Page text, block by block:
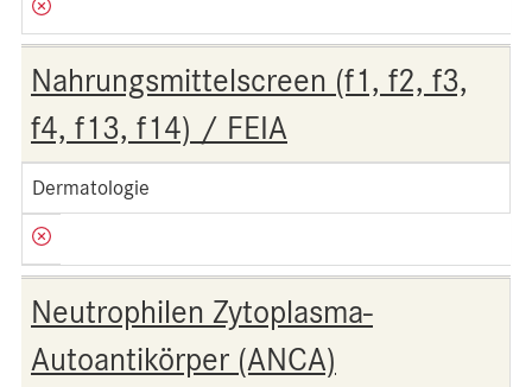
Nahrungsmittelscreen (f1, f2, f3,
f4, f13, f14) / FEIA
Dermatologie
Neutrophilen Zytoplasma-
Autoantikörper (ANCA)